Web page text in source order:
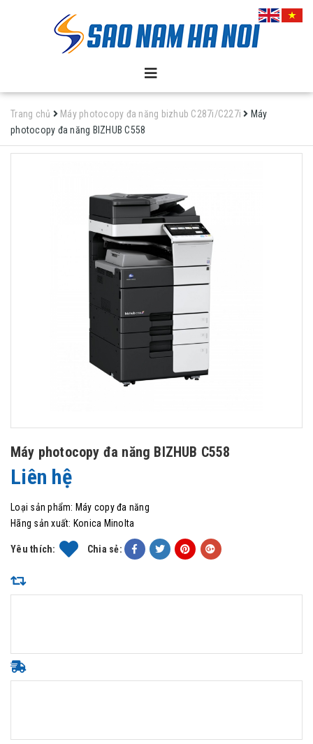
Trang chủ Máy photocopy đa năng bizhub C287i/C227i
Máy
photocopy đa năng BIZHUB C558
Máy photocopy đa năng BIZHUB C558
Liên hệ
Loại sản phẩm: Máy copy đa năng
Hãng sản xuất: Konica Minolta
Yêu thích: Chia sẻ: